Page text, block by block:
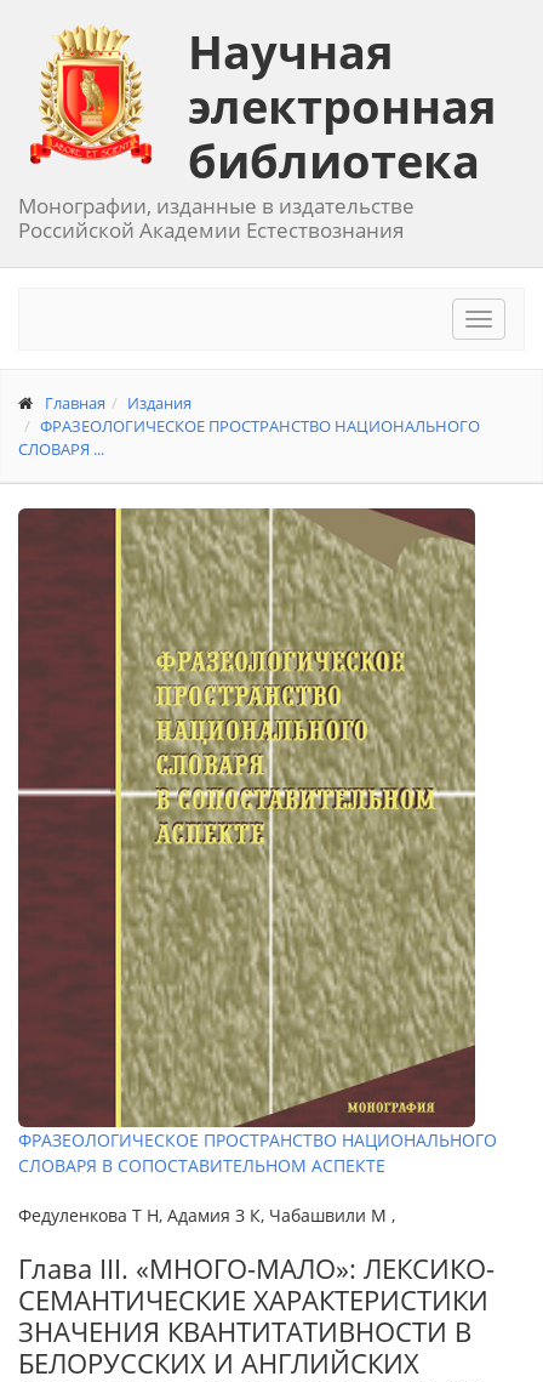
Научная
электронная
библиотека
Монографии, изданные в издательстве
Российской Академии Естествознания
Toggle
Главная
Издания
ФРАЗЕОЛОГИЧЕСКОЕ ПРОСТРАНСТВО НАЦИОНАЛЬНОГО
СЛОВАРЯ ...
ФРАЗЕОЛОГИЧЕСКОЕ ПРОСТРАНСТВО НАЦИОНАЛЬНОГО
СЛОВАРЯ В СОПОСТАВИТЕЛЬНОМ АСПЕКТЕ
Федуленкова Т Н, Адамия З К, Чабашвили М ,
Глава III. «МНОГО-МАЛО»: ЛЕКСИКО-
СЕМАНТИЧЕСКИЕ ХАРАКТЕРИСТИКИ
ЗНАЧЕНИЯ КВАНТИТАТИВНОСТИ В
БЕЛОРУССКИХ И АНГЛИЙСКИХ